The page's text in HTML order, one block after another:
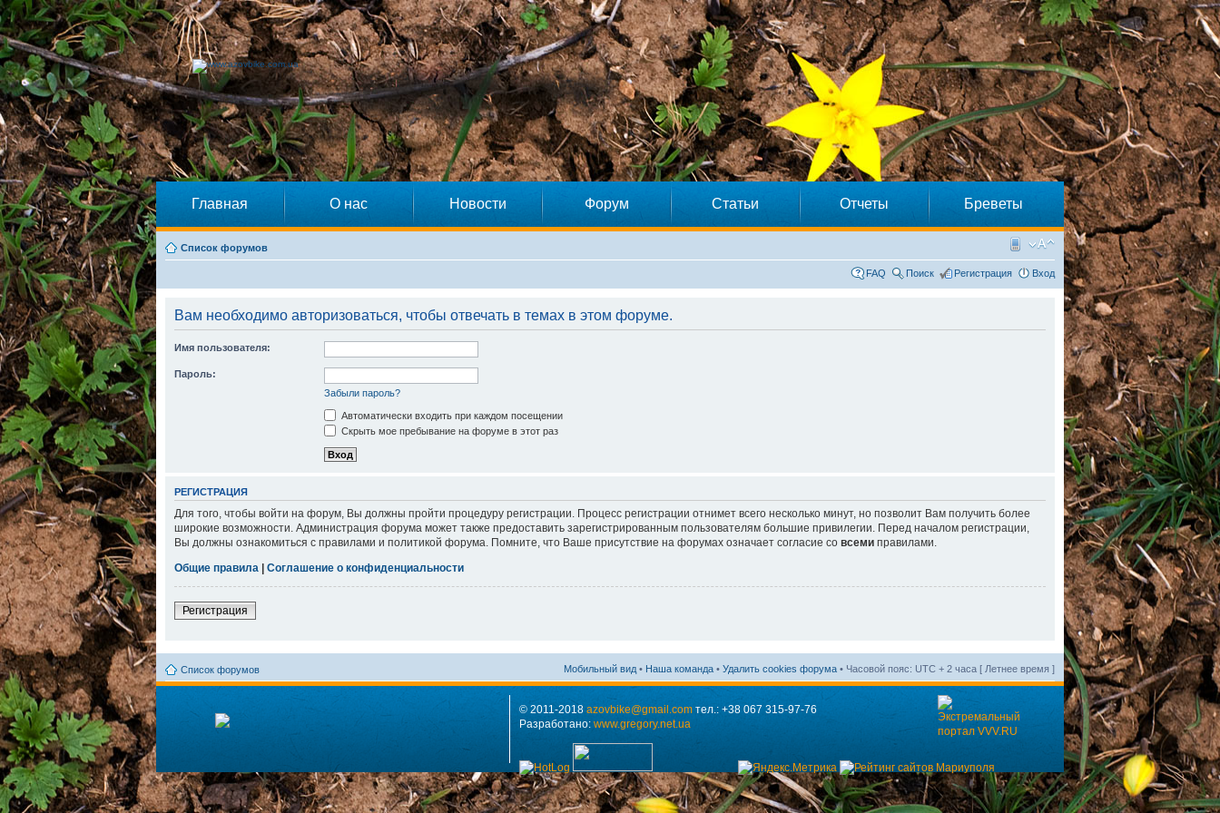
Главная О нас Новости Форум Статьи Отчеты Бреветы
Список форумов
FAQ Поиск Регистрация Вход
Вам необходимо авторизоваться, чтобы отвечать в темах в этом форуме.
Имя пользователя:
Пароль:
Забыли пароль?
Автоматически входить при каждом посещении
Скрыть мое пребывание на форуме в этот раз
РЕГИСТРАЦИЯ
Для того, чтобы войти на форум, Вы должны пройти процедуру регистрации. Процесс регистрации отнимет всего несколько минут, но позволит Вам получить более
широкие возможности. Администрация форума может также предоставить зарегистрированным пользователям большие привилегии. Перед началом регистрации,
Вы должны ознакомиться с правилами и политикой форума. Помните, что Ваше присутствие на форумах означает согласие со всеми правилами.
Общие правила | Соглашение о конфиденциальности
Регистрация
Список форумов Мобильный вид • Наша команда • Удалить cookies форума • Часовой пояс: UTC + 2 часа [ Летнее время ]
© 2011-2018 azovbike@gmail.com тел.: +38 067 315-97-76
Разработано: www.gregory.net.ua